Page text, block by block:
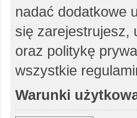
nadać dodatkowe
się zarejestrujesz,
oraz politykę
wszystkie
Warunki